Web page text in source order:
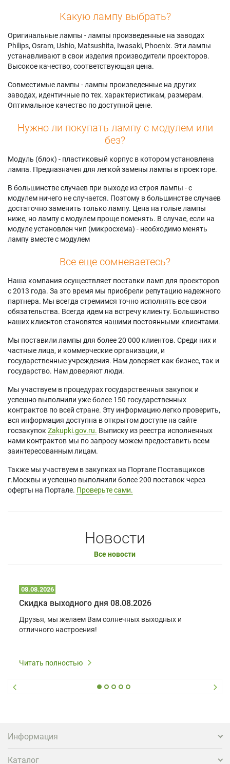
Какую лампу выбрать?
Оригинальные лампы - лампы произведенные на заводах
Philips, Osram, Ushio, Matsushita, Iwasaki, Phoenix. Эти лампы
устанавливают в свои изделия производители проекторов.
Высокое качество, соответствующая цена.
Совместимые лампы - лампы произведенные на других
заводах, идентичные по тех. характеристикам, размерам.
Оптимальное качество по доступной цене.
Нужно ли покупать лампу с модулем или
без?
Модуль (блок) - пластиковый корпус в котором установлена
лампа. Предназначен для легкой замены лампы в проекторе.
В большинстве случаев при выходе из строя лампы - с
модулем ничего не случается. Поэтому в большинстве случаев
достаточно заменить только лампу. Цена на голые лампы
ниже, но лампу с модулем проще поменять. В случае, если на
модуле установлен чип (микросхема) - необходимо менять
лампу вместе с модулем
Все еще сомневаетесь?
Наша компания осуществляет поставки ламп для проекторов
с 2013 года. За это время мы приобрели репутацию надежного
партнера. Мы всегда стремимся точно исполнять все свои
обязательства. Всегда идем на встречу клиенту. Большинство
наших клиентов становятся нашими постоянными клиентами.
Мы поставили лампы для более 20 000 клиентов. Среди них и
частные лица, и коммерческие организации, и
государственные учреждения. Нам доверяет как бизнес, так и
государство. Нам доверяют люди.
Мы участвуем в процедурах государственных закупок и
успешно выполнили уже более 150 государственных
контрактов по всей стране. Эту информацию легко проверить,
вся информация доступна в открытом доступе на сайте
госзакупок Zakupki.gov.ru. Выписку из реестра исполненных
нами контрактов мы по запросу можем предоставить всем
заинтересованным лицам.
Также мы участвуем в закупках на Портале Поставщиков
г.Москвы и успешно выполнили более 200 поставок через
оферты на Портале. Проверьте сами.
Новости
Все новости
08.08.2026
Скидка выходного дня 08.08.2026
Друзья, мы желаем Вам солнечных выходных и
отличного настроения!
Читать полностью
Информация
Каталог